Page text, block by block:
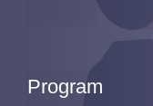
Program